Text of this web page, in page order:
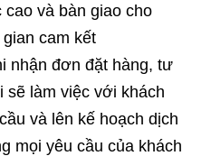
và bàn giao cho
cam kết
nhận đơn đặt hàng, tư
sẽ làm việc với khách
và lên kế hoạch dịch
mọi yêu cầu của khách